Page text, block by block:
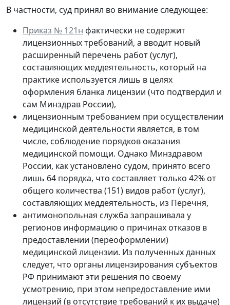
В частности, суд принял во внимание следующее:
Приказ № 121н фактически не содержит
лицензионных требований, а вводит новый
расширенный перечень работ (услуг),
составляющих меддеятельность, который на
практике используется лишь в целях
оформления бланка лицензии (что подтвердил и
сам Минздрав России),
лицензионным требованием при осуществлении
медицинской деятельности является, в том
числе, соблюдение порядков оказания
медицинской помощи. Однако Минздравом
России, как установлено судом, принято всего
лишь 64 порядка, что составляет только 42% от
общего количества (151) видов работ (услуг),
составляющих меддеятельность, из Перечня,
антимонопольная служба запрашивала у
регионов информацию о причинах отказов в
предоставлении (переоформлении)
медицинской лицензии. Из полученных данных
следует, что органы лицензирования субъектов
РФ принимают эти решения по своему
усмотрению, при этом непредоставление ими
лицензий (в отсутствие требований к их выдаче)